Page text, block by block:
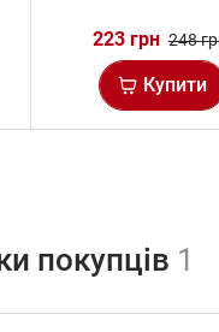
223 грн 248
Купити
покупців 1